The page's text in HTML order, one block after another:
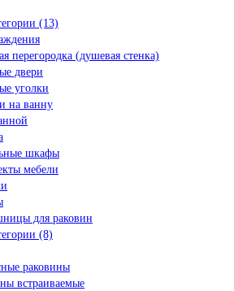
(13)
перегородка (душевая стенка)
двери
уголки
на ванну
шкафы
мебели
для раковин
(8)
раковины
встраиваемые